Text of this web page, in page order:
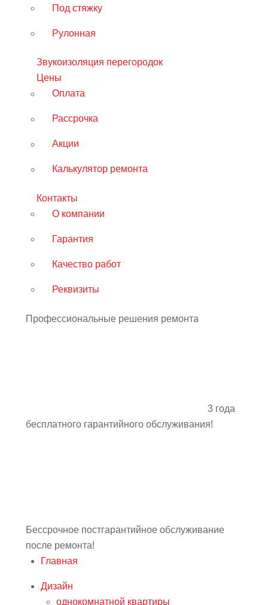
Под стяжку
Рулонная
Звукоизоляция перегородок
Цены
Оплата
Рассрочка
Акции
Калькулятор ремонта
Контакты
О компании
Гарантия
Качество работ
Реквизиты
Профессиональные решения ремонта
3 года
бесплатного гарантийного обслуживания!
Бессрочное постгарантийное обслуживание
после ремонта!
Главная
Дизайн
однокомнатной квартиры